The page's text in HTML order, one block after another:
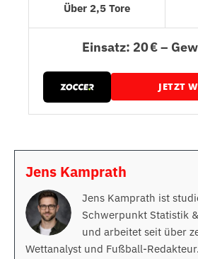
Über 2,5 Tore
Einsatz: 20 € –
JETZT
Jens Kamprath
Jens Kamprath ist
Schwerpunkt Statistik
und arbeitet seit über
Wettanalyst und Fußball-